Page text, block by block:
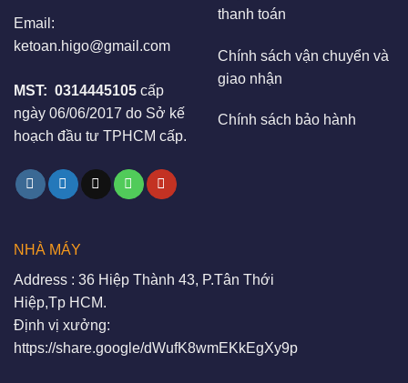
Email:
ketoan.higo@gmail.com
MST: 0314445105 cấp
ngày 06/06/2017 do Sở kế
hoạch đầu tư TPHCM cấp.
thanh toán
Chính sách vận chuyển và
giao nhận
Chính sách bảo hành
NHÀ MÁY
Address : 36 Hiệp Thành 43, P.Tân Thới
Hiệp,Tp HCM.
Định vị xưởng:
https://share.google/dWufK8wmEKkEgXy9p